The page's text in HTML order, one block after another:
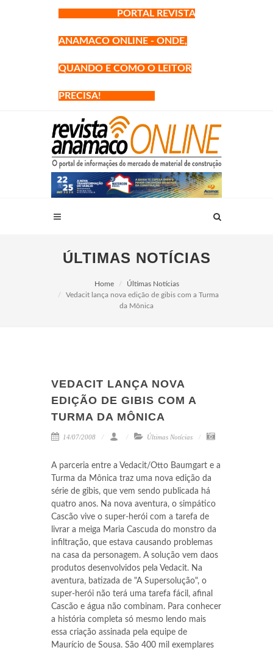
PORTAL REVISTA
ANAMACO ONLINE - ONDE,
QUANDO E COMO O LEITOR
PRECISA!
ÚLTIMAS NOTÍCIAS
Home
Últimas Notícias
Vedacit lança nova edição de gibis com a Turma
da Mônica
VEDACIT LANÇA NOVA
EDIÇÃO DE GIBIS COM A
TURMA DA MÔNICA
14/07/2008 Últimas Notícias
A parceria entre a Vedacit/Otto Baumgart e a
Turma da Mônica traz uma nova edição da
série de gibis, que vem sendo publicada há
quatro anos. Na nova aventura, o simpático
Cascão vive o super-herói com a tarefa de
livrar a meiga Maria Cascuda do monstro da
infiltração, que estava causando problemas
na casa da personagem. A solução vem daos
produtos desenvolvidos pela Vedacit. Na
aventura, batizada de "A Supersolução", o
super-herói não terá uma tarefa fácil, afinal
Cascão e água não combinam. Para conhecer
a história completa só mesmo lendo mais
essa criação assinada pela equipe de
Maurício de Sousa. São 400 mil exemplares